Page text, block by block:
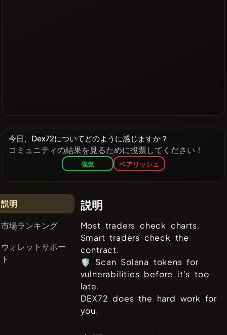
今日、Dex72についてどのように感じますか？
コミュニティの結果を見るために投票してください！
強気 ベアリッシュ
説明
市場ランキング
ウォレットサポー
ト
説明
Most traders check charts.
Smart traders check the
contract.
🛡️ Scan Solana tokens for
vulnerabilities before it's too
late.
DEX72 does the hard work for
you.